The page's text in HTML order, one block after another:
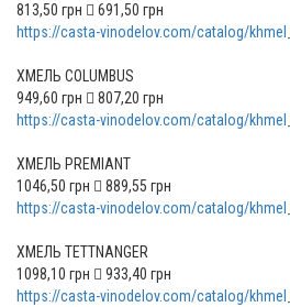
813,50 грн  691,50 грн
https://casta-vinodelov.com/catalog/
ХМЕЛЬ COLUMBUS
949,60 грн  807,20 грн
https://casta-vinodelov.com/catalog/
ХМЕЛЬ PREMIANT
1046,50 грн  889,55 грн
https://casta-vinodelov.com/catalog/
ХМЕЛЬ TETTNANGER
1098,10 грн  933,40 грн
https://casta-vinodelov.com/catalog/